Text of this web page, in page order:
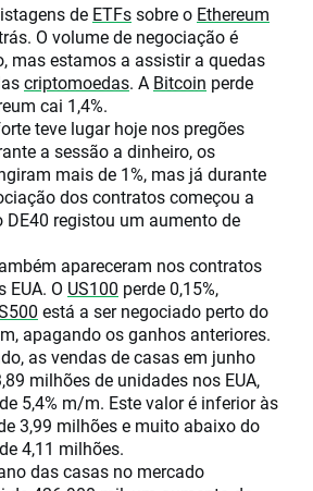
de ETFssobre o Ethereum
O volume de negociação é
mas estamos a assistir a quedas
criptomoedas. A Bitcoin perde
cai 1,4%.
teve lugar hoje nos pregões
a sessão a dinheiro, os
mais de 1%, mas já durante
dos contratos começou a
DE40 registou um aumento de
apareceram nos contratos
EUA. O US100 perde 0,15%,
está a ser negociado perto do
apagando os ganhos anteriores.
as vendas de casas em junho
milhões de unidades nos EUA,
5,4% m/m. Este valor é inferior às
3,99 milhões e muito abaixo do
4,11 milhões.
das casas no mercado